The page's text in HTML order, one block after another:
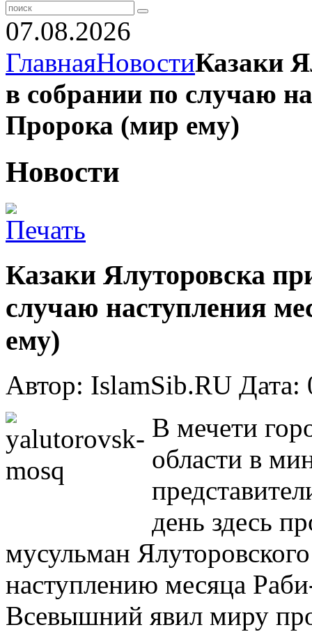
07.08.2026
ГлавнаяНовостиКазаки
в собрании по случаю
Пророка (мир ему)
Новости
Казаки Ялуторовска
случаю наступления
ему)
Автор: IslamSib.RU Дата:
В мечети
области в
день здесь
мусульман
наступлению месяца
Всевышний явил миру